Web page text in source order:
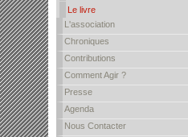
Le livre
L'association
Chroniques
Contributions
Comment Agir ?
Presse
Agenda
Nous Contacter